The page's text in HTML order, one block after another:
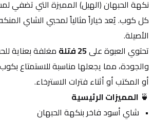
الأصيلة.
تحتوي العبوة على 25 فتلة
أو المكتب أو أثناء فترات الاسترخاء.
🍵 المميزات الرئيسية
شاي أسود فاخر بنكهة الحبهان